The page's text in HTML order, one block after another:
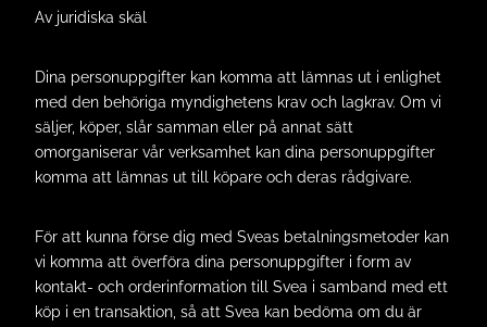
Av juridiska skäl
Dina personuppgifter kan komma att lämnas ut i enlighet
med den behöriga myndighetens krav och lagkrav. Om vi
säljer, köper, slår samman eller på annat sätt
omorganiserar vår verksamhet kan dina personuppgifter
komma att lämnas ut till köpare och deras rådgivare.
För att kunna förse dig med Sveas betalningsmetoder kan
vi komma att överföra dina personuppgifter i form av
kontakt- och orderinformation till Svea i samband med ett
köp i en transaktion, så att Svea kan bedöma om du är